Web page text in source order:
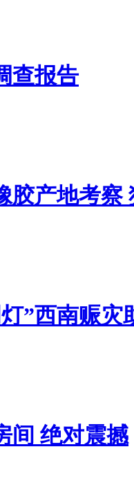
查报告
胶产地考察
”西南赈灾
间 绝对震撼